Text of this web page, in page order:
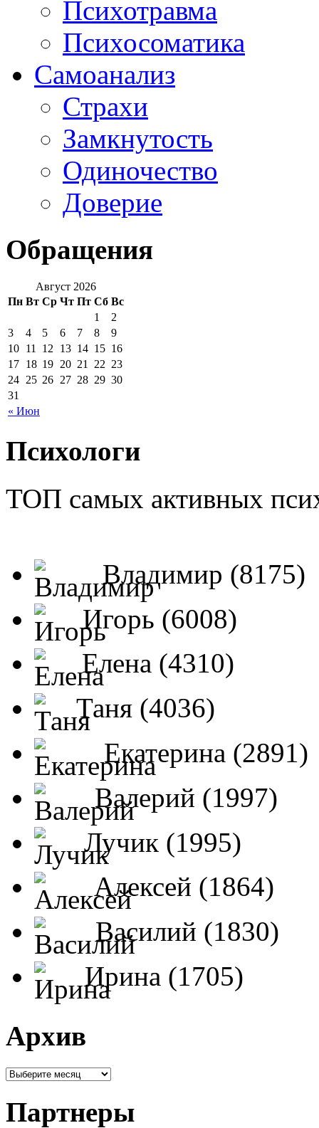
Психотравма
Психосоматика
Самоанализ
Страхи
Замкнутость
Одиночество
Доверие
Обращения
Август 2026
Пн Вт Ср Чт Пт Сб Вс
« Июн
1
2
3
4 5 6 7 8
9
10 11 12 13 14 15 16
17 18 19 20 21 22 23
24 25 26 27 28 29 30
31
Психологи
ТОП самых активных
Владимир (8175)
Игорь (6008)
Елена (4310)
Таня (4036)
Екатерина (2891)
Валерий (1997)
Лучик (1995)
Алексей (1864)
Василий (1830)
Ирина (1705)
Архив
Партнеры